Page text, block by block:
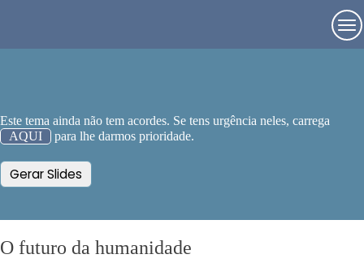
Este tema ainda não tem acordes. Se tens urgência neles, carrega
AQUI
para lhe darmos prioridade.
Gerar Slides
O futuro da humanidade